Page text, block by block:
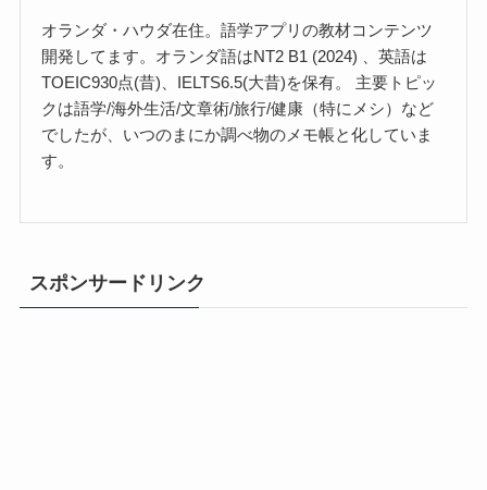
オランダ・ハウダ在住。語学アプリの教材コンテンツ
開発してます。オランダ語はNT2 B1 (2024) 、英語は
TOEIC930点(昔)、IELTS6.5(大昔)を保有。 主要トピッ
クは語学/海外生活/文章術/旅行/健康（特にメシ）など
でしたが、いつのまにか調べ物のメモ帳と化していま
す。
スポンサードリンク